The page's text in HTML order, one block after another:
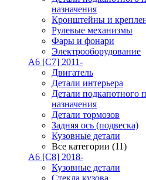
назначения
Кронштейны и
Рулевые механизмы
Фары и фонари
Электрооборудование
A6 [C7] 2011-
Двигатель
Детали интерьера
Детали подкапотного
назначения
Детали тормозов
Задняя ось (подвеска)
Кузовные детали
Все категории (11)
A6 [C8] 2018-
Кузовные детали
Стекла кузова